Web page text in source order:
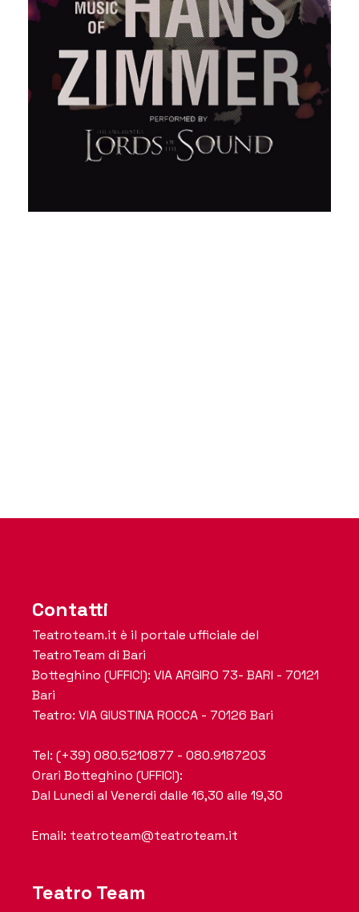
Contatti
Teatroteam.it è il portale ufficiale del
TeatroTeam di Bari
Botteghino (UFFICI): VIA ARGIRO 73- BARI - 70121
Bari
Teatro: VIA GIUSTINA ROCCA - 70126 Bari
Tel: (+39) 080.5210877 - 080.9187203
Orari Botteghino (UFFICI):
Dal Lunedi al Venerdi dalle 16,30 alle 19,30
Email: teatroteam@teatroteam.it
Teatro Team